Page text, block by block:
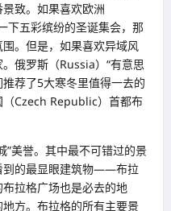
致。如果喜欢欧洲
下五彩缤纷的圣诞集会，那
。但是，如果喜欢异域风
俄罗斯（Russia）“有意思
荐了5大寒冬里值得一去的
Czech Republic）首都布
”美誉。其中最不可错过的景
到的最显眼建筑物——布拉
拉格广场也是必去的地
方。布拉格的所有主要景